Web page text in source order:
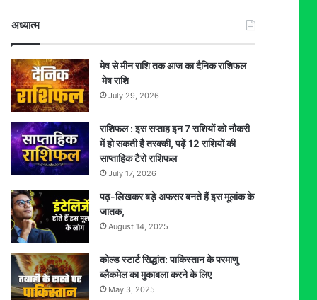
अध्यात्म
मेष से मीन राशि तक आज का दैनिक राशिफल
मेष राशि
July 29, 2026
राशिफल : इस सप्ताह इन 7 राशियों को नौकरी
में हो सकती है तरक्की, पढ़ें 12 राशियों की
साप्ताहिक टैरो राशिफल
July 17, 2026
पढ़-लिखकर बड़े अफसर बनते हैं इस मूलांक के
जातक,
August 14, 2025
कोल्ड स्टार्ट सिद्धांत: पाकिस्तान के परमाणु
ब्लैकमेल का मुकाबला करने के लिए
May 3, 2025